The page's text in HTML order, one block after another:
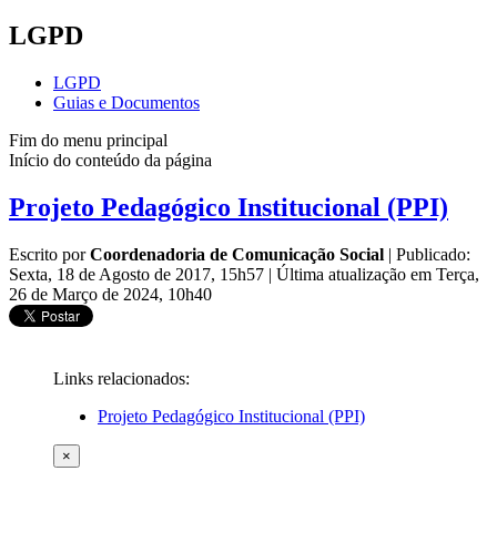
LGPD
LGPD
Guias e Documentos
Fim do menu principal
Início do conteúdo da página
Projeto Pedagógico Institucional (PPI)
Escrito porCoordenadoria de Comunicação Social | Publicado:
Sexta, 18 de Agosto de 2017, 15h57 | Última atualização em Terça,
26 de Março de 2024, 10h40
Links relacionados:
Projeto Pedagógico Institucional (PPI)
×